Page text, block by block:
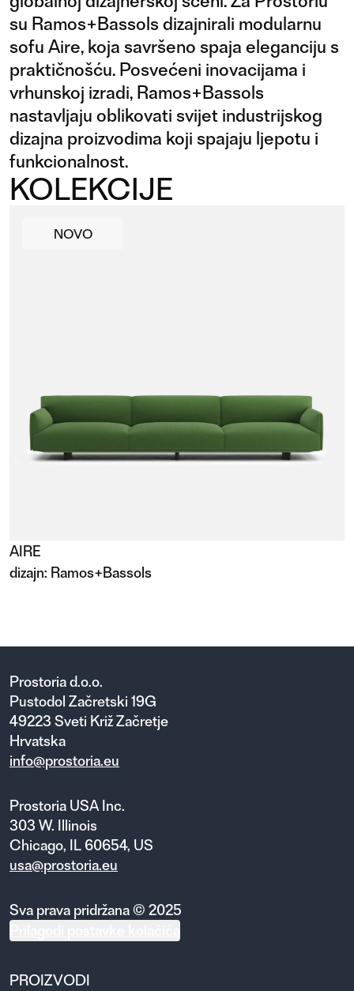
su Ramos+Bassols dizajnirali modularnu
sofu Aire, koja savršeno spaja eleganciju s
praktičnošću. Posvećeni inovacijama i
vrhunskoj izradi, Ramos+Bassols
nastavljaju oblikovati svijet industrijskog
dizajna proizvodima koji spajaju ljepotu i
funkcionalnost.
KOLEKCIJE
NOVO
AIRE
dizajn: Ramos+Bassols
Prostoria d.o.o.
Pustodol Začretski 19G
49223 Sveti Križ Začretje
Hrvatska
info@prostoria.eu
Prostoria USA Inc.
303 W. Illinois
Chicago, IL 60654, US
usa@prostoria.eu
Sva prava pridržana © 2025
PROIZVODI